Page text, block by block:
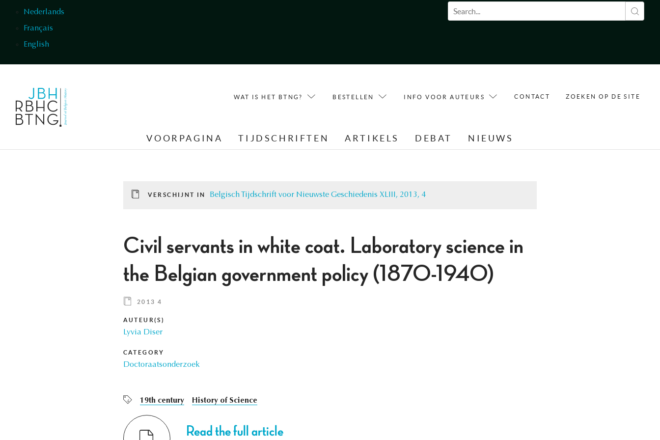
Nederlands
Français
English
Zoekveld
WAT IS HET BTNG? BESTELLEN INFO VOOR AUTEURS CONTACT ZOEKEN OP DE SITE
VOORPAGINA TIJDSCHRIFTEN ARTIKELS DEBAT NIEUWS
VERSCHIJNT IN Belgisch Tijdschrift voor Nieuwste Geschiedenis XLIII, 2013, 4
Civil servants in white coat. Laboratory science in
the Belgian government policy (1870-1940)
2013 4
AUTEUR(S)
Lyvia Diser
CATEGORY
Doctoraatsonderzoek
19th century History of Science
Read the full article